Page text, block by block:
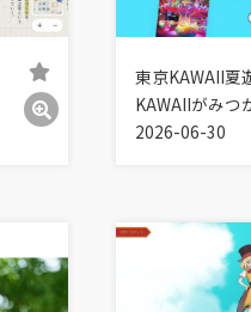
東京KAWAII夏
KAWAIIがみつ
2026-06-30